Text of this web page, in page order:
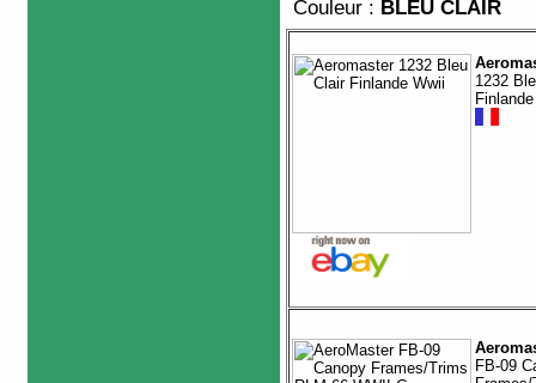
Couleur : BLEU CLAIR
1232
FB-09